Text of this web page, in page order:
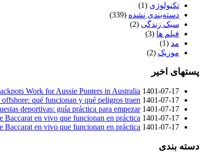
تکنولوژی (1)
دسته‌بندی نشده (339)
سبک زندگی (2)
فیلم ها (3)
مد (1)
موزیک (2)
پستهای اخیر
Work for Aussie Punters in Australia 1401-07-17
qué funcionan y qué peligros traen 1401-07-17
deportivas: guía práctica para empezar 1401-07-17
Baccarat en vivo que funcionan en práctica 1401-07-17
Baccarat en vivo que funcionan en práctica 1401-07-17
دسته بندی